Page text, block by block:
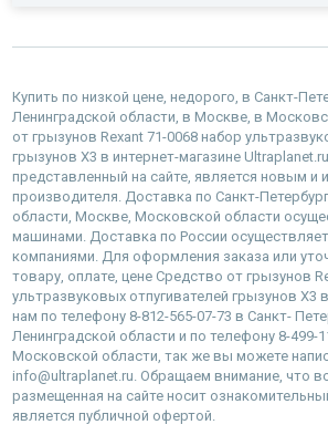
Купить по низкой цене, недорого, в Санкт-
Ленинградской области, в Москве, в
от грызунов Rexant 71-0068 набор
грызунов Х3 в интернет-магазине
представленный на сайте, является новым и
производителя. Доставка по Санкт-
области, Москве, Московской области
машинами. Доставка по России
компаниями. Для оформления заказа или
товару, оплате, цене Средство от грызунов
ультразвуковых отпугивателей грызунов Х3
нам по телефону 8-812-565-07-73 в Санкт-
Ленинградской области и по телефону 8-499-
Московской области, так же вы можете
info@ultraplanet.ru. Обращаем внимание, что
размещенная на сайте носит
является публичной офертой.